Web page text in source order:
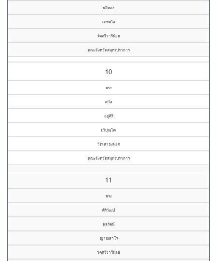
พลีทอง
เตชพโล
วัดศรีวารีน้อย
คณะจังหวัดสมุทรปราการ
10
พระ
ศวัส
อยู่ศิริ
ปริปุณฺโณ
วัดเสาธงนอก
คณะจังหวัดสมุทรปราการ
11
พระ
ศิริวัฒน์
พลรัตน์
ญาณสาโร
วัดศรีวารีน้อย